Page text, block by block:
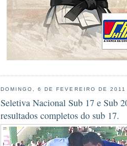
DOMINGO, 6 DE FEVEREIRO DE 2011
Seletiva Nacional Sub 17 e Sub
resultados completos do sub 17.